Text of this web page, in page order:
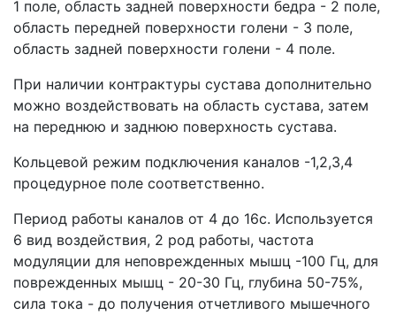
1 поле, область задней поверхности бедра - 2 поле,
область передней поверхности голени - 3 поле,
область задней поверхности голени - 4 поле.
При наличии контрактуры сустава дополнительно
можно воздействовать на область сустава, затем
на переднюю и заднюю поверхность сустава.
Кольцевой режим подключения каналов -1,2,3,4
процедурное поле соответственно.
Период работы каналов от 4 до 16с. Используется
6 вид воздействия, 2 род работы, частота
модуляции для неповрежденных мышц -100 Гц, для
поврежденных мышц - 20-30 Гц, глубина 50-75%,
сила тока - до получения отчетливого мышечного